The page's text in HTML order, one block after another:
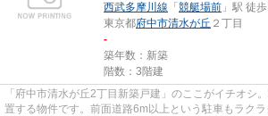
西武多摩川線 「 競艇場前 」駅 徒
東京都府中市清水が丘 ２丁目
-
築年数：新築
階数：3階建
「府中市清水が丘2丁目新築戸建」のここがイチオシ
置する物件です。前面道路6m以上という駐車もラク